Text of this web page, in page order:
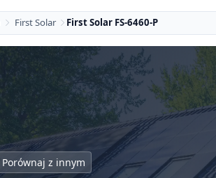
First Solar First Solar FS-6460-P
Porównaj z innym